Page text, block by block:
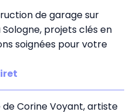
de garage sur
projets clés en
soignées pour votre
de Corine Voyant, artiste